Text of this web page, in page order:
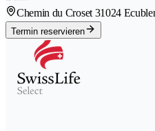
Chemin du Croset 31024
Termin reservieren